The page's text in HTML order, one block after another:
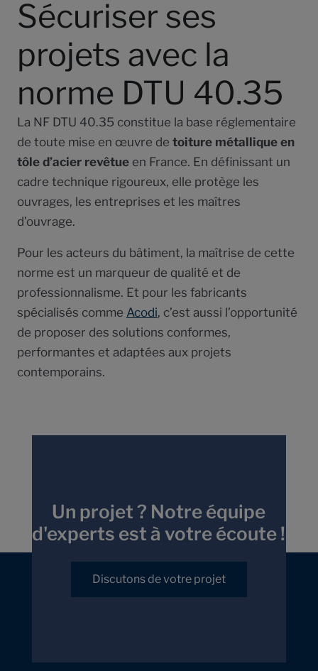
Sécuriser ses
projets avec la
norme DTU 40.35
La NF DTU 40.35 constitue la base réglementaire
de toute mise en œuvre de toiture métallique en
tôle d’acier revêtue en France. En définissant un
cadre technique rigoureux, elle protège les
ouvrages, les entreprises et les maîtres
d’ouvrage.
Pour les acteurs du bâtiment, la maîtrise de cette
norme est un marqueur de qualité et de
professionnalisme. Et pour les fabricants
spécialisés comme Acodi, c’est aussi l’opportunité
de proposer des solutions conformes,
performantes et adaptées aux projets
contemporains.
Un projet ? Notre équipe
d'experts est à votre écoute !
Discutons de votre projet